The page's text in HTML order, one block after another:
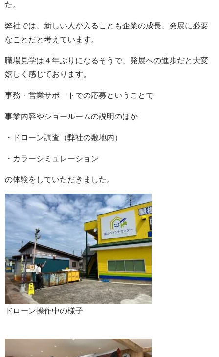
た。
弊社では、新しい人が入ることも企業の成長、発展に必要
なことだと考えています。
職場見学は４年ぶりになるそうで、発展への進歩だと大変
嬉しく感じております。
事務・営業サポートでの応募ということで
事業内容やショールームの説明のほか
・ドローン調査（弊社の敷地内）
・カラーシミュレーション
の体験をしていただきました。
ドローン操作中の様子